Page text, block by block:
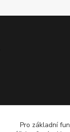
Pro základní